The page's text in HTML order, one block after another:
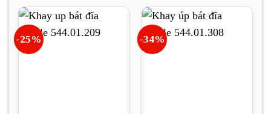
1.250.000₫.
1.570.000₫.
-25% -34%